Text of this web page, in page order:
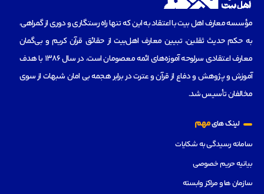
مؤسسه‌ معارف اهل بیت با اعتقاد به این که تنها راه رستگاری و دوری از گمراهی،
به حکم حدیث ثقلین، تبیین معارف اهل‌بیت از حقائق قرآن کریم و بی‌گمان
معارف اعتقادی سرلوحه آموزه‌های ائمه معصومان است، در سال 1386 با هدف
آموزش و پژوهش و دفاع از قرآن و عترت در برابر هجمه بی امان شبهات از سوی
مخالفان تأسیس شد.
لینک هایمهم
سامانه رسیدگی به شکایات
بیانیه حریم خصوصی
سازمان ها و مراکز وابسته